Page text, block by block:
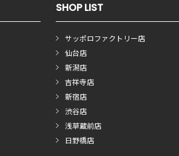
SHOP LIST
サッポロファクトリー店
仙台店
新潟店
吉祥寺店
新宿店
渋谷店
浅草蔵前店
日野橋店